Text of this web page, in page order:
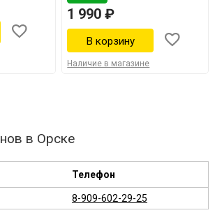
1 990 ₽
Наличие в магазине
в Орске
Телефон
8-909-602-29-25